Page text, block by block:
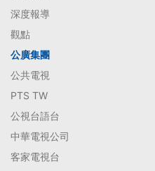
深度報導
觀點
公廣集團
公共電視
PTS TW
公視台語台
中華電視公司
客家電視台